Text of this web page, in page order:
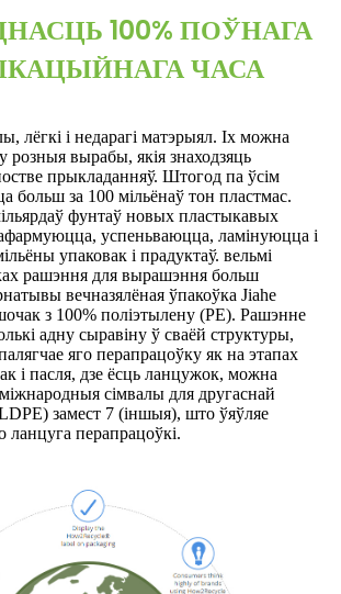
100% ПОЎНАГА
ЧАСА
лёгкі і недарагі матэрыял. Іх можна
розныя вырабы, якія знаходзяць
прыкладанняў. Штогод па ўсім
больш за 100 мільёнаў тон пластмас.
фунтаў новых пластыкавых
успеньваюцца, ламінуюцца і
упаковак і прадуктаў. вельмі
рашэння для вырашэння больш
вечназялёная ўпакоўка Jiahe
з 100% поліэтылену (PE). Рашэнне
адну сыравіну ў сваёй структуры,
яго перапрацоўку як на этапах
і пасля, дзе ёсць ланцужок, можна
сімвалы для другаснай
замест 7 (іншыя), што ўяўляе
ланцуга перапрацоўкі.